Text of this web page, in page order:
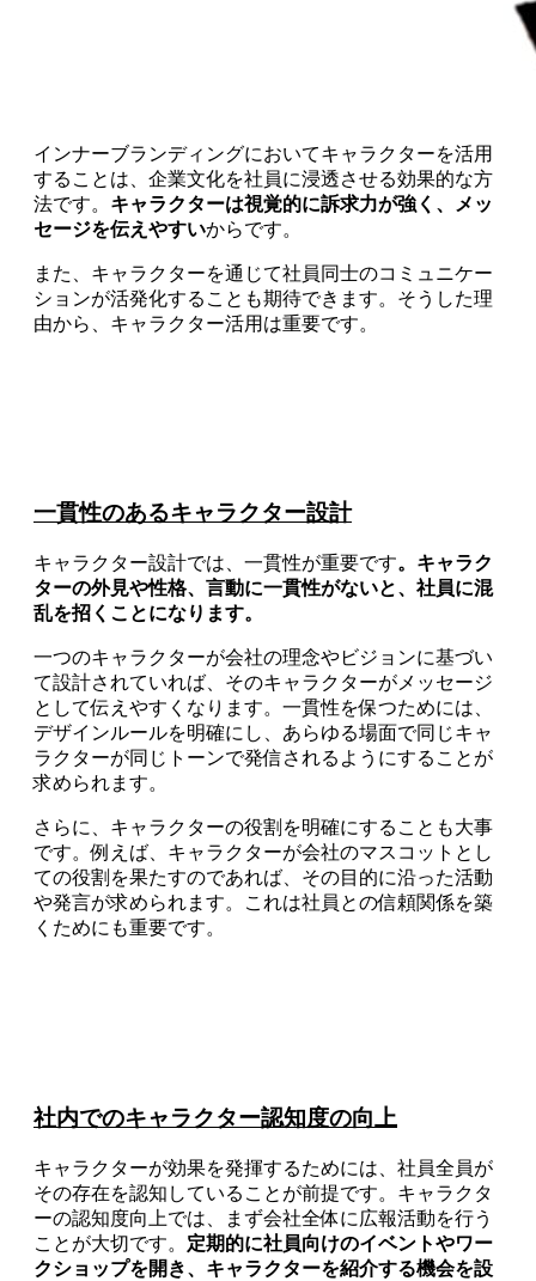
インナーブランディングにおいてキャラクターを活用
することは、企業文化を社員に浸透させる効果的な方
法です。 キャラクターは視覚的に訴求力が強く、メッ
セージを伝えやすいからです。
また、キャラクターを通じて社員同士のコミュニケー
ションが活発化することも期待できます。そうした理
由から、キャラクター活用は重要です。
一貫性のあるキャラクター設計
キャラクター設計では、一貫性が重要です。キャラク
ターの外見や性格、言動に一貫性がないと、社員に混
乱を招くことになります。
一つのキャラクターが会社の理念やビジョンに基づい
て設計されていれば、そのキャラクターがメッセージ
として伝えやすくなります。一貫性を保つためには、
デザインルールを明確にし、あらゆる場面で同じキャ
ラクターが同じトーンで発信されるようにすることが
求められます。
さらに、キャラクターの役割を明確にすることも大事
です。例えば、キャラクターが会社のマスコットとし
ての役割を果たすのであれば、その目的に沿った活動
や発言が求められます。これは社員との信頼関係を築
くためにも重要です。
社内でのキャラクター認知度の向上
キャラクターが効果を発揮するためには、社員全員が
その存在を認知していることが前提です。キャラクタ
ーの認知度向上では、まず会社全体に広報活動を行う
ことが大切です。 定期的に社員向けのイベントやワー
クショップを開き、キャラクターを紹介する機会を設